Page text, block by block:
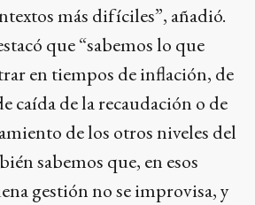
más difíciles”, añadió.
que “sabemos lo que
en tiempos de inflación, de
caída de la recaudación o de
de los otros niveles del
sabemos que, en esos
gestión no se improvisa, y